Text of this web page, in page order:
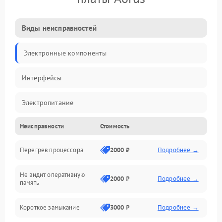
Виды неисправностей
Электронные компоненты
Интерфейсы
Электропитание
Корпус/Герметичность
Механика
ПО/Микропрограмма
Неисправности Стоимость
Перегрев процессора 2000 ₽ Подробнее →
Не видит оперативную
память
2000 ₽ Подробнее →
Короткое замыкание 3000 ₽ Подробнее →